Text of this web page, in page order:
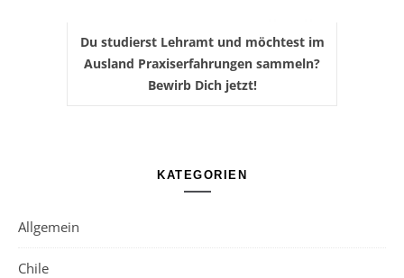
Du studierst Lehramt und möchtest im
Ausland Praxiserfahrungen sammeln?
Bewirb Dich jetzt!
KATEGORIEN
Allgemein
Chile